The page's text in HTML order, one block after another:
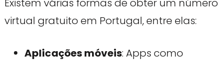
Existem várias formas de obter um número
virtual gratuito em Portugal, entre elas:
Aplicações móveis: Apps como